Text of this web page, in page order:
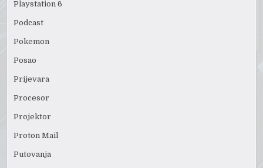
Playstation 6
Podcast
Pokemon
Posao
Prijevara
Procesor
Projektor
Proton Mail
Putovanja